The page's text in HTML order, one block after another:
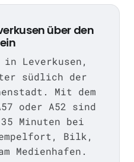
über den
Leverkusen,
südlich der
Mit dem
oder A52 sind
Minuten bei
Bilk,
Medienhafen.